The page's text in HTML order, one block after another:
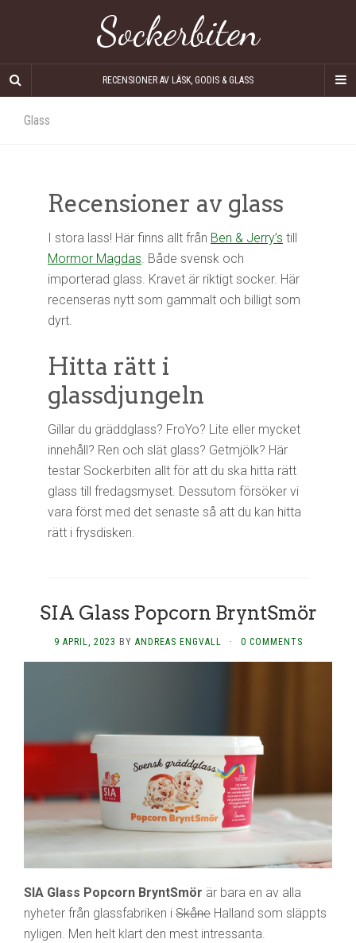
Sockerbiten
RECENSIONER AV LÄSK, GODIS & GLASS
Glass
Recensioner av glass
I stora lass! Här finns allt från Ben & Jerry’s till
Mormor Magdas. Både svensk och
importerad glass. Kravet är riktigt socker. Här
recenseras nytt som gammalt och billigt som
dyrt.
Hitta rätt i
glassdjungeln
Gillar du gräddglass? FroYo? Lite eller mycket
innehåll? Ren och slät glass? Getmjölk? Här
testar Sockerbiten allt för att du ska hitta rätt
glass till fredagsmyset. Dessutom försöker vi
vara först med det senaste så att du kan hitta
rätt i frysdisken.
SIA Glass Popcorn BryntSmör
9 APRIL, 2023 BY ANDREAS ENGVALL · 0 COMMENTS
SIA Glass Popcorn BryntSmör är bara en av alla
nyheter från glassfabriken i Skåne Halland som släppts
nyligen. Men helt klart den mest intressanta.